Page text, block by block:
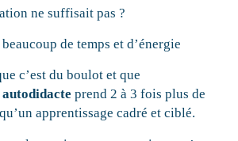
ne suffisait pas ?
de temps et d’énergie
c’est du boulot et que
prend 2 à 3 fois plus de
apprentissage cadré et ciblé.